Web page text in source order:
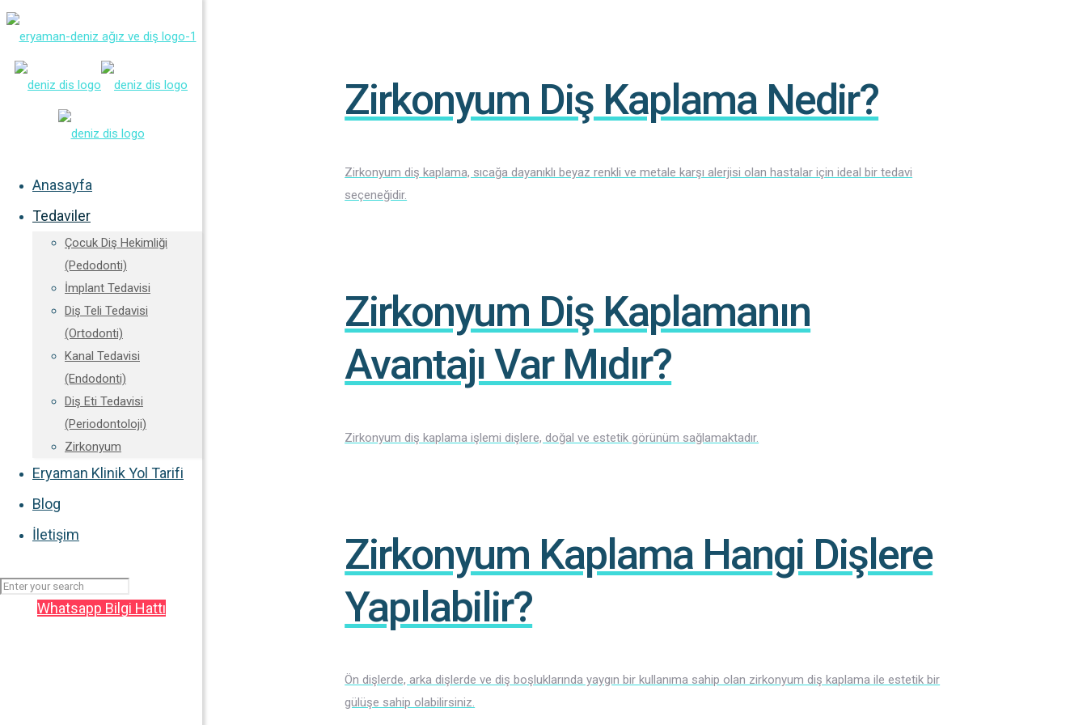
Anasayfa
Tedaviler
Çocuk Diş Hekimliği
(Pedodonti)
İmplant Tedavisi
Diş Teli Tedavisi
(Ortodonti)
Kanal Tedavisi
(Endodonti)
Diş Eti Tedavisi
(Periodontoloji)
Zirkonyum
Eryaman Klinik Yol Tarifi
Blog
İletişim
Whatsapp Bilgi Hattı
Zirkonyum Diş Kaplama Nedir?
Zirkonyum diş kaplama, sıcağa dayanıklı beyaz renkli ve metale karşı alerjisi olan hastalar için ideal bir tedavi
seçeneğidir.
Zirkonyum Diş Kaplamanın
Avantajı Var Mıdır?
Zirkonyum diş kaplama işlemi dişlere, doğal ve estetik görünüm sağlamaktadır.
Zirkonyum Kaplama Hangi Dişlere
Yapılabilir?
Ön dişlerde, arka dişlerde ve diş boşluklarında yaygın bir kullanıma sahip olan zirkonyum diş kaplama ile estetik bir
gülüşe sahip olabilirsiniz.